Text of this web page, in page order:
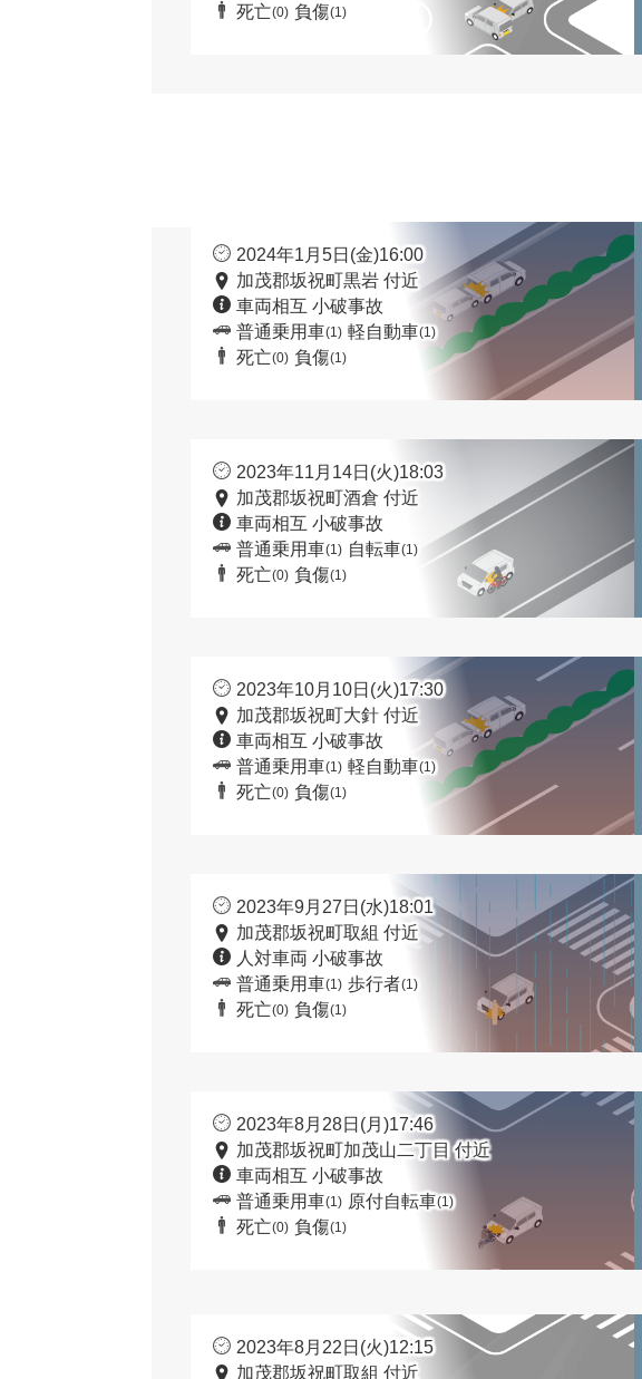
死亡(0) 負傷(1)
2024年1月5日(金)16:00
加茂郡坂祝町黒岩 付近
車両相互 小破事故
普通乗用車(1) 軽自動車(1)
死亡(0) 負傷(1)
2023年11月14日(火)18:03
加茂郡坂祝町酒倉 付近
車両相互 小破事故
普通乗用車(1) 自転車(1)
死亡(0) 負傷(1)
2023年10月10日(火)17:30
加茂郡坂祝町大針 付近
車両相互 小破事故
普通乗用車(1) 軽自動車(1)
死亡(0) 負傷(1)
2023年9月27日(水)18:01
加茂郡坂祝町取組 付近
人対車両 小破事故
普通乗用車(1) 歩行者(1)
死亡(0) 負傷(1)
2023年8月28日(月)17:46
加茂郡坂祝町加茂山二丁目 付近
車両相互 小破事故
普通乗用車(1) 原付自転車(1)
死亡(0) 負傷(1)
2023年8月22日(火)12:15
加茂郡坂祝町取組 付近